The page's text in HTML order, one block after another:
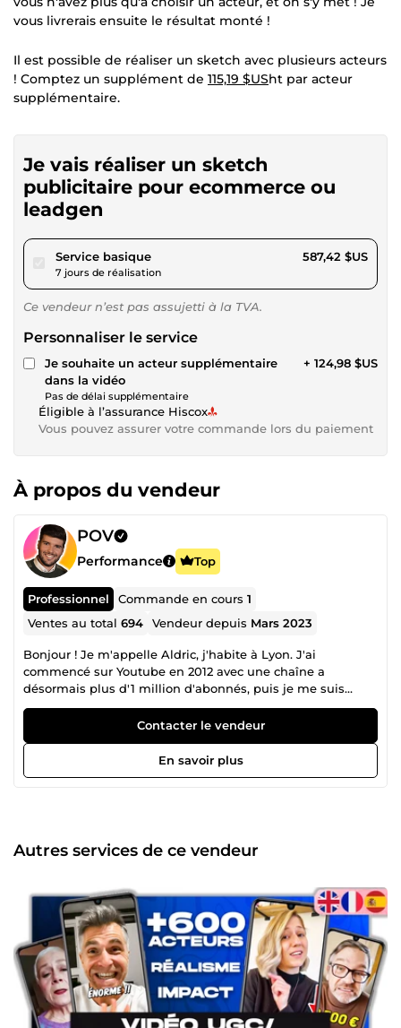
vous livrerais ensuite le résultat monté !
Il est possible de réaliser un sketch avec plusieurs acteurs
! Comptez un supplément de 115,19 $USht par acteur
supplémentaire.
Je vais réaliser un sketch
publicitaire pour ecommerce ou
leadgen
Service basiquepour 541,40 $US
7 jours de réalisation
587,42 $US
Ce vendeur n’est pas assujetti à la TVA.
Personnaliser le service
Je souhaite un acteur supplémentaire
dans la vidéo
Pas de délai supplémentaire
+ 124,98 $US
Éligible à l’assurance Hiscox
Vous pouvez assurer votre commande lors du paiement
À propos du vendeur
POV
Performance Top
Professionnel Commande en cours1
Ventes au total694 Vendeur depuis Mars 2023
Bonjour ! Je m'appelle Aldric, j'habite à Lyon. J'ai
commencé sur Youtube en 2012 avec une chaîne a
désormais plus d'1 million d'abonnés, puis je me suis
lancé dans l'e-commerce que j'ai pratiqué pendant 3 ans.
Désormais, je produis des vidéos UGC sketch et micro
trottoir pour tout type de client grâce à mon agence POV et
mes centaines d'acteurs professionnels ! N'hésitez pas à
me contacter pour discuter de vos projets. A bientôt !
Contacter le vendeur
En savoir plus
Autres services de ce vendeur